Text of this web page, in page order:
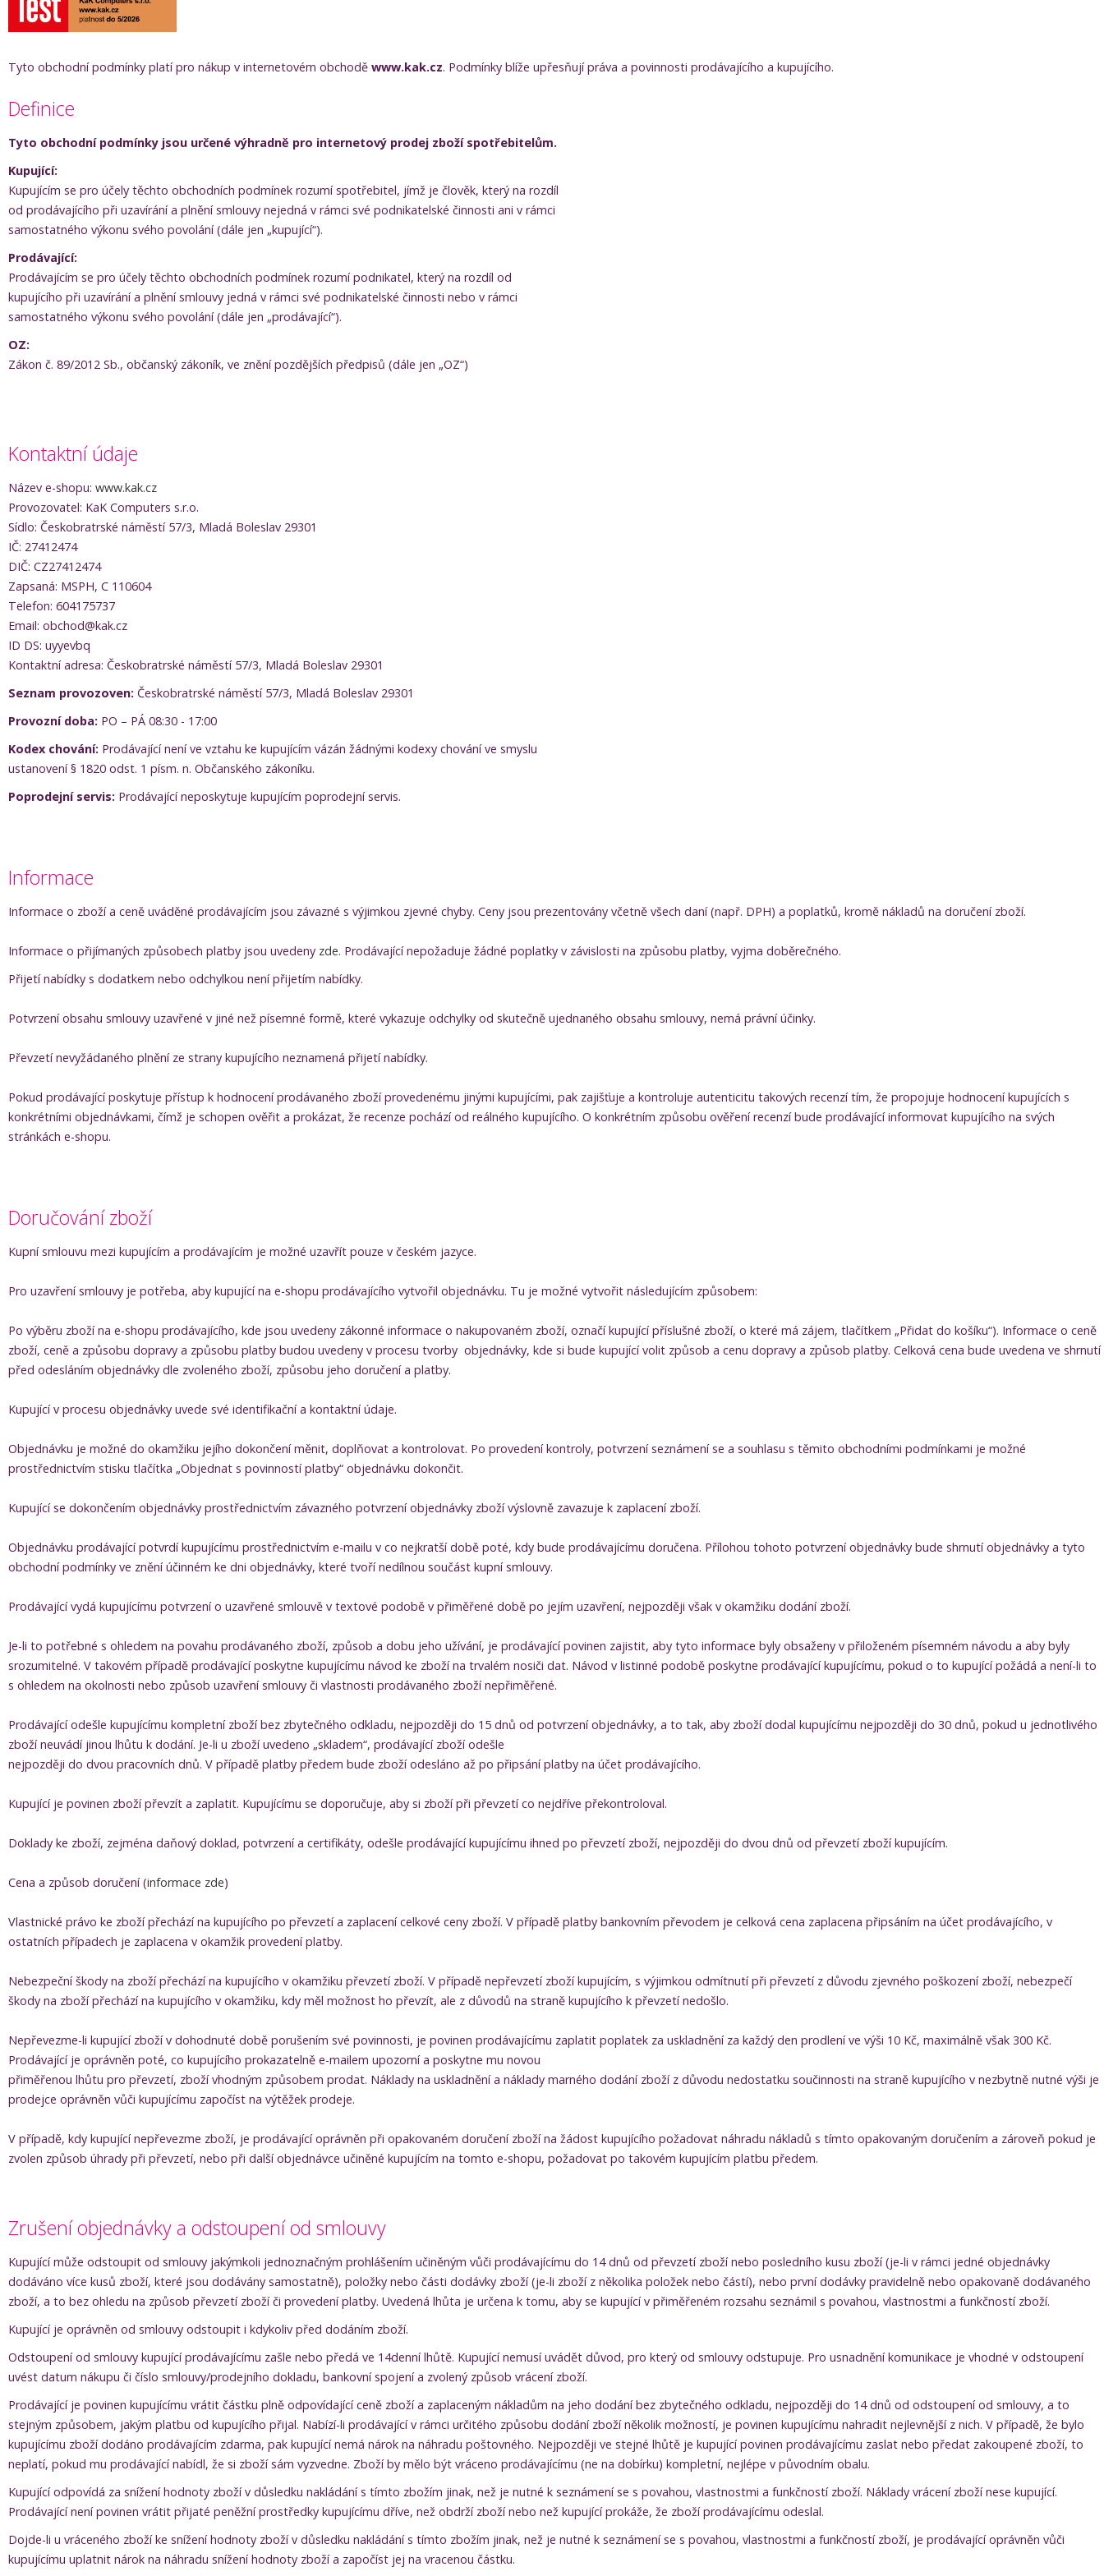
Tyto obchodní podmínky platí pro nákup v internetovém obchodě www.kak.cz. Podmínky blíže upřesňují práva a povinnosti prodávajícího a kupujícího.
Definice
Tyto obchodní podmínky jsou určené výhradně pro internetový prodej zboží spotřebitelům.
Kupující:
Kupujícím se pro účely těchto obchodních podmínek rozumí spotřebitel, jímž je člověk, který na rozdíl
od prodávajícího při uzavírání a plnění smlouvy nejedná v rámci své podnikatelské činnosti ani v rámci
samostatného výkonu svého povolání (dále jen „kupující“).
Prodávající:
Prodávajícím se pro účely těchto obchodních podmínek rozumí podnikatel, který na rozdíl od
kupujícího při uzavírání a plnění smlouvy jedná v rámci své podnikatelské činnosti nebo v rámci
samostatného výkonu svého povolání (dále jen „prodávající“).
OZ:
Zákon č. 89/2012 Sb., občanský zákoník, ve znění pozdějších předpisů (dále jen „OZ“)
Kontaktní údaje
Název e-shopu: www.kak.cz
Provozovatel: KaK Computers s.r.o.
Sídlo: Českobratrské náměstí 57/3, Mladá Boleslav 29301
IČ: 27412474
DIČ: CZ27412474
Zapsaná: MSPH, C 110604
Telefon: 604175737
Email: obchod@kak.cz
ID DS: uyyevbq
Kontaktní adresa: Českobratrské náměstí 57/3, Mladá Boleslav 29301
Seznam provozoven: Českobratrské náměstí 57/3, Mladá Boleslav 29301
Provozní doba: PO – PÁ 08:30 - 17:00
Kodex chování: Prodávající není ve vztahu ke kupujícím vázán žádnými kodexy chování ve smyslu
ustanovení § 1820 odst. 1 písm. n. Občanského zákoníku.
Poprodejní servis: Prodávající neposkytuje kupujícím poprodejní servis.
Informace
Informace o zboží a ceně uváděné prodávajícím jsou závazné s výjimkou zjevné chyby. Ceny jsou prezentovány včetně všech daní (např. DPH) a poplatků, kromě nákladů na doručení zboží.
Informace o přijímaných způsobech platby jsou uvedeny zde. Prodávající nepožaduje žádné poplatky v závislosti na způsobu platby, vyjma doběrečného.
Přijetí nabídky s dodatkem nebo odchylkou není přijetím nabídky.
Potvrzení obsahu smlouvy uzavřené v jiné než písemné formě, které vykazuje odchylky od skutečně ujednaného obsahu smlouvy, nemá právní účinky.
Převzetí nevyžádaného plnění ze strany kupujícího neznamená přijetí nabídky.
Pokud prodávající poskytuje přístup k hodnocení prodávaného zboží provedenému jinými kupujícími, pak zajišťuje a kontroluje autenticitu takových recenzí tím, že propojuje hodnocení kupujících s
konkrétními objednávkami, čímž je schopen ověřit a prokázat, že recenze pochází od reálného kupujícího. O konkrétním způsobu ověření recenzí bude prodávající informovat kupujícího na svých
stránkách e-shopu.
Doručování zboží
Kupní smlouvu mezi kupujícím a prodávajícím je možné uzavřít pouze v českém jazyce.
Pro uzavření smlouvy je potřeba, aby kupující na e-shopu prodávajícího vytvořil objednávku. Tu je možné vytvořit následujícím způsobem:
Po výběru zboží na e-shopu prodávajícího, kde jsou uvedeny zákonné informace o nakupovaném zboží, označí kupující příslušné zboží, o které má zájem, tlačítkem „Přidat do košíku“). Informace o ceně
zboží, ceně a způsobu dopravy a způsobu platby budou uvedeny v procesu tvorby objednávky, kde si bude kupující volit způsob a cenu dopravy a způsob platby. Celková cena bude uvedena ve shrnutí
před odesláním objednávky dle zvoleného zboží, způsobu jeho doručení a platby.
Kupující v procesu objednávky uvede své identifikační a kontaktní údaje.
Objednávku je možné do okamžiku jejího dokončení měnit, doplňovat a kontrolovat. Po provedení kontroly, potvrzení seznámení se a souhlasu s těmito obchodními podmínkami je možné
prostřednictvím stisku tlačítka „Objednat s povinností platby“ objednávku dokončit.
Kupující se dokončením objednávky prostřednictvím závazného potvrzení objednávky zboží výslovně zavazuje k zaplacení zboží.
Objednávku prodávající potvrdí kupujícímu prostřednictvím e-mailu v co nejkratší době poté, kdy bude prodávajícímu doručena. Přílohou tohoto potvrzení objednávky bude shrnutí objednávky a tyto
obchodní podmínky ve znění účinném ke dni objednávky, které tvoří nedílnou součást kupní smlouvy.
Prodávající vydá kupujícímu potvrzení o uzavřené smlouvě v textové podobě v přiměřené době po jejím uzavření, nejpozději však v okamžiku dodání zboží.
Je-li to potřebné s ohledem na povahu prodávaného zboží, způsob a dobu jeho užívání, je prodávající povinen zajistit, aby tyto informace byly obsaženy v přiloženém písemném návodu a aby byly
srozumitelné. V takovém případě prodávající poskytne kupujícímu návod ke zboží na trvalém nosiči dat. Návod v listinné podobě poskytne prodávající kupujícímu, pokud o to kupující požádá a není-li to
s ohledem na okolnosti nebo způsob uzavření smlouvy či vlastnosti prodávaného zboží nepřiměřené.
Prodávající odešle kupujícímu kompletní zboží bez zbytečného odkladu, nejpozději do 15 dnů od potvrzení objednávky, a to tak, aby zboží dodal kupujícímu nejpozději do 30 dnů, pokud u jednotlivého
zboží neuvádí jinou lhůtu k dodání. Je-li u zboží uvedeno „skladem“, prodávající zboží odešle
nejpozději do dvou pracovních dnů. V případě platby předem bude zboží odesláno až po připsání platby na účet prodávajícího.
Kupující je povinen zboží převzít a zaplatit. Kupujícímu se doporučuje, aby si zboží při převzetí co nejdříve překontroloval.
Doklady ke zboží, zejména daňový doklad, potvrzení a certifikáty, odešle prodávající kupujícímu ihned po převzetí zboží, nejpozději do dvou dnů od převzetí zboží kupujícím.
Cena a způsob doručení (informace zde)
Vlastnické právo ke zboží přechází na kupujícího po převzetí a zaplacení celkové ceny zboží. V případě platby bankovním převodem je celková cena zaplacena připsáním na účet prodávajícího, v
ostatních případech je zaplacena v okamžik provedení platby.
Nebezpeční škody na zboží přechází na kupujícího v okamžiku převzetí zboží. V případě nepřevzetí zboží kupujícím, s výjimkou odmítnutí při převzetí z důvodu zjevného poškození zboží, nebezpečí
škody na zboží přechází na kupujícího v okamžiku, kdy měl možnost ho převzít, ale z důvodů na straně kupujícího k převzetí nedošlo.
Nepřevezme-li kupující zboží v dohodnuté době porušením své povinnosti, je povinen prodávajícímu zaplatit poplatek za uskladnění za každý den prodlení ve výši 10 Kč, maximálně však 300 Kč.
Prodávající je oprávněn poté, co kupujícího prokazatelně e-mailem upozorní a poskytne mu novou
přiměřenou lhůtu pro převzetí, zboží vhodným způsobem prodat. Náklady na uskladnění a náklady marného dodání zboží z důvodu nedostatku součinnosti na straně kupujícího v nezbytně nutné výši je
prodejce oprávněn vůči kupujícímu započíst na výtěžek prodeje.
V případě, kdy kupující nepřevezme zboží, je prodávající oprávněn při opakovaném doručení zboží na žádost kupujícího požadovat náhradu nákladů s tímto opakovaným doručením a zároveň pokud je
zvolen způsob úhrady při převzetí, nebo při další objednávce učiněné kupujícím na tomto e-shopu, požadovat po takovém kupujícím platbu předem.
Zrušení objednávky a odstoupení od smlouvy
Kupující může odstoupit od smlouvy jakýmkoli jednoznačným prohlášením učiněným vůči prodávajícímu do 14 dnů od převzetí zboží nebo posledního kusu zboží (je-li v rámci jedné objednávky
dodáváno více kusů zboží, které jsou dodávány samostatně), položky nebo části dodávky zboží (je-li zboží z několika položek nebo částí), nebo první dodávky pravidelně nebo opakovaně dodávaného
zboží, a to bez ohledu na způsob převzetí zboží či provedení platby. Uvedená lhůta je určena k tomu, aby se kupující v přiměřeném rozsahu seznámil s povahou, vlastnostmi a funkčností zboží.
Kupující je oprávněn od smlouvy odstoupit i kdykoliv před dodáním zboží.
Odstoupení od smlouvy kupující prodávajícímu zašle nebo předá ve 14denní lhůtě. Kupující nemusí uvádět důvod, pro který od smlouvy odstupuje. Pro usnadnění komunikace je vhodné v odstoupení
uvést datum nákupu či číslo smlouvy/prodejního dokladu, bankovní spojení a zvolený způsob vrácení zboží.
Prodávající je povinen kupujícímu vrátit částku plně odpovídající ceně zboží a zaplaceným nákladům na jeho dodání bez zbytečného odkladu, nejpozději do 14 dnů od odstoupení od smlouvy, a to
stejným způsobem, jakým platbu od kupujícího přijal. Nabízí-li prodávající v rámci určitého způsobu dodání zboží několik možností, je povinen kupujícímu nahradit nejlevnější z nich. V případě, že bylo
kupujícímu zboží dodáno prodávajícím zdarma, pak kupující nemá nárok na náhradu poštovného. Nejpozději ve stejné lhůtě je kupující povinen prodávajícímu zaslat nebo předat zakoupené zboží, to
neplatí, pokud mu prodávající nabídl, že si zboží sám vyzvedne. Zboží by mělo být vráceno prodávajícímu (ne na dobírku) kompletní, nejlépe v původním obalu.
Kupující odpovídá za snížení hodnoty zboží v důsledku nakládání s tímto zbožím jinak, než je nutné k seznámení se s povahou, vlastnostmi a funkčností zboží. Náklady vrácení zboží nese kupující.
Prodávající není povinen vrátit přijaté peněžní prostředky kupujícímu dříve, než obdrží zboží nebo než kupující prokáže, že zboží prodávajícímu odeslal.
Dojde-li u vráceného zboží ke snížení hodnoty zboží v důsledku nakládání s tímto zbožím jinak, než je nutné k seznámení se s povahou, vlastnostmi a funkčností zboží, je prodávající oprávněn vůči
kupujícímu uplatnit nárok na náhradu snížení hodnoty zboží a započíst jej na vracenou částku.